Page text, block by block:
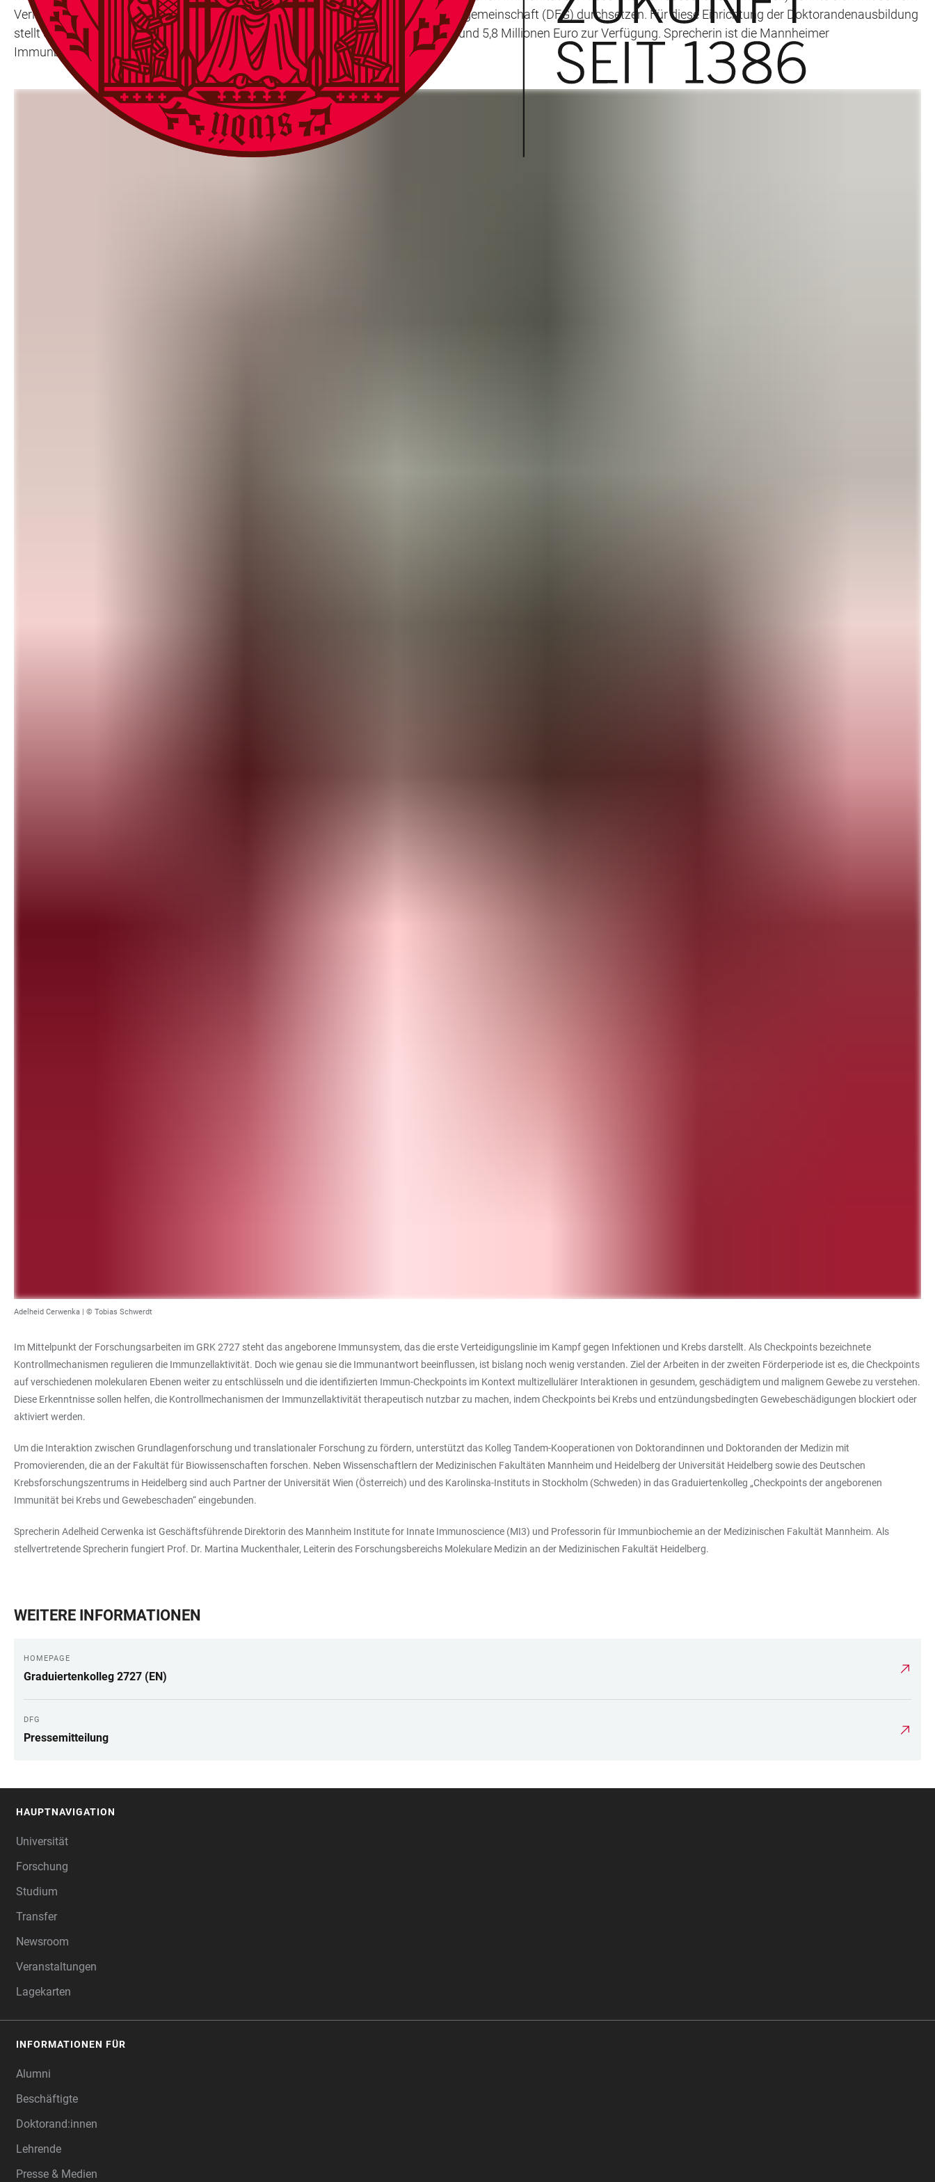
Verlängerungsantrag in der jüngsten Bewilligungsrunde der Deutschen Forschungsgemeinschaft (DFG) durchsetzen. Für diese Einrichtung der Doktorandenausbildung
stellt die DFG für einen Zeitraum von viereinhalb Jahren Fördermittel in Höhe von rund 5,8 Millionen Euro zur Verfügung. Sprecherin ist die Mannheimer
Immunbiochemikerin Prof. Dr. Adelheid Cerwenka.
Adelheid Cerwenka | © Tobias Schwerdt
Im Mittelpunkt der Forschungsarbeiten im GRK 2727 steht das angeborene Immunsystem, das die erste Verteidigungslinie im Kampf gegen Infektionen und Krebs darstellt. Als Checkpoints bezeichnete
Kontrollmechanismen regulieren die Immunzellaktivität. Doch wie genau sie die Immunantwort beeinflussen, ist bislang noch wenig verstanden. Ziel der Arbeiten in der zweiten Förderperiode ist es, die Checkpoints
auf verschiedenen molekularen Ebenen weiter zu entschlüsseln und die identifizierten Immun-Checkpoints im Kontext multizellulärer Interaktionen in gesundem, geschädigtem und malignem Gewebe zu verstehen.
Diese Erkenntnisse sollen helfen, die Kontrollmechanismen der Immunzellaktivität therapeutisch nutzbar zu machen, indem Checkpoints bei Krebs und entzündungsbedingten Gewebeschädigungen blockiert oder
aktiviert werden.
Um die Interaktion zwischen Grundlagenforschung und translationaler Forschung zu fördern, unterstützt das Kolleg Tandem-Kooperationen von Doktorandinnen und Doktoranden der Medizin mit
Promovierenden, die an der Fakultät für Biowissenschaften forschen. Neben Wissenschaftlern der Medizinischen Fakultäten Mannheim und Heidelberg der Universität Heidelberg sowie des Deutschen
Krebsforschungszentrums in Heidelberg sind auch Partner der Universität Wien (Österreich) und des Karolinska-Instituts in Stockholm (Schweden) in das Graduiertenkolleg „Checkpoints der angeborenen
Immunität bei Krebs und Gewebeschaden“ eingebunden.
Sprecherin Adelheid Cerwenka ist Geschäftsführende Direktorin des Mannheim Institute for Innate Immunoscience (MI3) und Professorin für Immunbiochemie an der Medizinischen Fakultät Mannheim. Als
stellvertretende Sprecherin fungiert Prof. Dr. Martina Muckenthaler, Leiterin des Forschungsbereichs Molekulare Medizin an der Medizinischen Fakultät Heidelberg.
WEITERE INFORMATIONEN
HOMEPAGE
Graduiertenkolleg 2727 (EN)
DFG
Pressemitteilung
HAUPTNAVIGATION
Universität
Forschung
Studium
Transfer
Newsroom
Veranstaltungen
Lagekarten
INFORMATIONEN FÜR
Alumni
Beschäftigte
Doktorand:innen
Lehrende
Presse & Medien